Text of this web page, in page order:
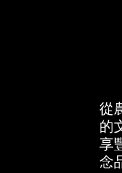
從
的
享
念